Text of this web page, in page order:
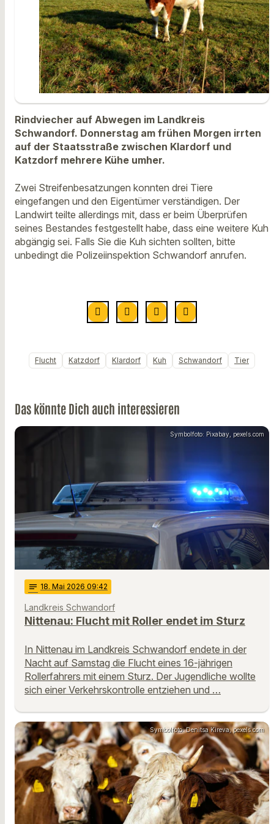
Rindviecher auf Abwegen im Landkreis
Schwandorf. Donnerstag am frühen Morgen irrten
auf der Staatsstraße zwischen Klardorf und
Katzdorf mehrere Kühe umher.
Zwei Streifenbesatzungen konnten drei Tiere
eingefangen und den Eigentümer verständigen. Der
Landwirt teilte allerdings mit, dass er beim Überprüfen
seines Bestandes festgestellt habe, dass eine weitere Kuh
abgängig sei. Falls Sie die Kuh sichten sollten, bitte
unbedingt die Polizeiinspektion Schwandorf anrufen.
Flucht Katzdorf Klardorf Kuh Schwandorf Tier
Das könnte Dich auch interessieren
Symbolfoto: Pixabay, pexels.com
notes 18. Mai 2026 09:42
Landkreis Schwandorf
Nittenau: Flucht mit Roller endet im Sturz
In Nittenau im Landkreis Schwandorf endete in der
Nacht auf Samstag die Flucht eines 16-jährigen
Rollerfahrers mit einem Sturz. Der Jugendliche wollte
sich einer Verkehrskontrolle entziehen und …
Symbolfoto: Denitsa Kireva, pexels.com